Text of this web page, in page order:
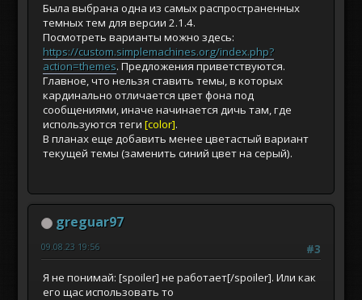
Была выбрана одна из самых распространенных
темных тем для версии 2.1.4.
Посмотреть варианты можно здесь:
https://custom.simplemachines.org/index.php?
action=themes. Предложения приветствуются.
Главное, что нельзя ставить темы, в которых
кардинально отличается цвет фона под
сообщениями, иначе начинается дичь там, где
используются теги[color].
В планах еще добавить менее цветастый вариант
текущей темы (заменить синий цвет на серый).
greguar97
#3
09.08.23 19:56
Я не понимай: [spoiler] не работает[/spoiler]. Или как
его щас использовать то